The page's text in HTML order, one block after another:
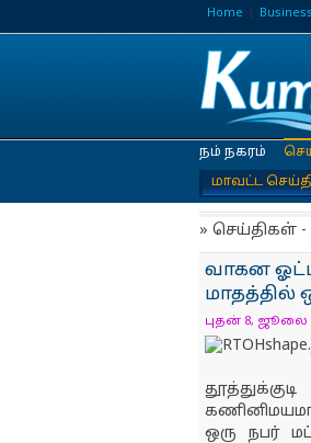
Home
நம் நகரம்
மாவட்ட
» செய்திகள் -
வாகன
மாதத்தில்
புதன் 8, ஜூலை
ஒரு நபர்